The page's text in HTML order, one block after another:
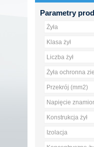
Parametry